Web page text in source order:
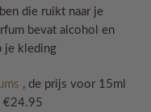
die ruikt naar je
bevat alcohol en
je kleding
, de prijs voor 15ml
€24.95